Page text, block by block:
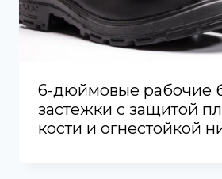
6-дюймовые рабочие
застежки с защитой
кости и огнестойкой